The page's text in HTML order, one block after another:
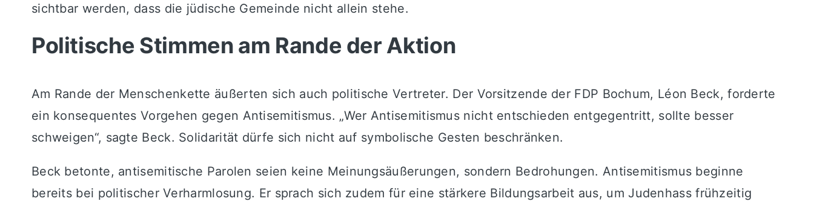
sichtbar werden, dass die jüdische Gemeinde nicht allein stehe.
Politische Stimmen am Rande der Aktion
Am Rande der Menschenkette äußerten sich auch politische Vertreter. Der Vorsitzende der FDP Bochum, Léon Beck, forderte
ein konsequentes Vorgehen gegen Antisemitismus. „Wer Antisemitismus nicht entschieden entgegentritt, sollte besser
schweigen“, sagte Beck. Solidarität dürfe sich nicht auf symbolische Gesten beschränken.
Beck betonte, antisemitische Parolen seien keine Meinungsäußerungen, sondern Bedrohungen. Antisemitismus beginne
bereits bei politischer Verharmlosung. Er sprach sich zudem für eine stärkere Bildungsarbeit aus, um Judenhass frühzeitig